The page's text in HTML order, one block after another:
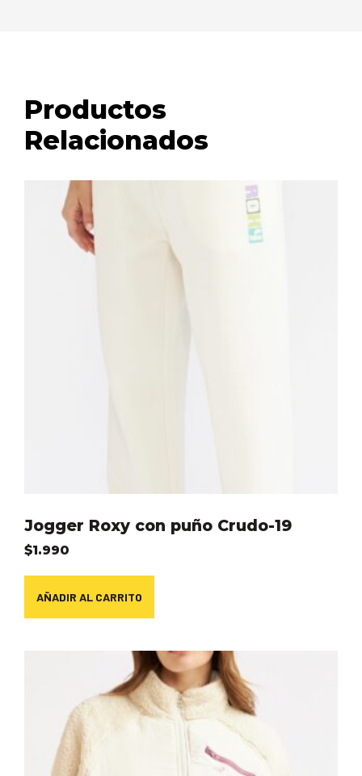
Productos
Relacionados
Jogger Roxy con puño Crudo-19
$1.990
AÑADIR AL CARRITO